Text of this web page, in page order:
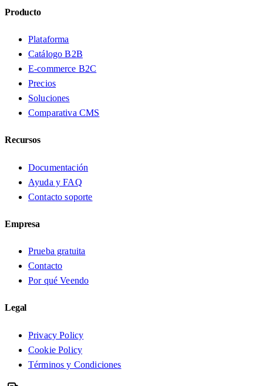
Producto
Plataforma
Catálogo B2B
E-commerce B2C
Precios
Soluciones
Comparativa CMS
Recursos
Documentación
Ayuda y FAQ
Contacto soporte
Empresa
Prueba gratuita
Contacto
Por qué Veendo
Legal
Privacy Policy
Cookie Policy
Términos y Condiciones